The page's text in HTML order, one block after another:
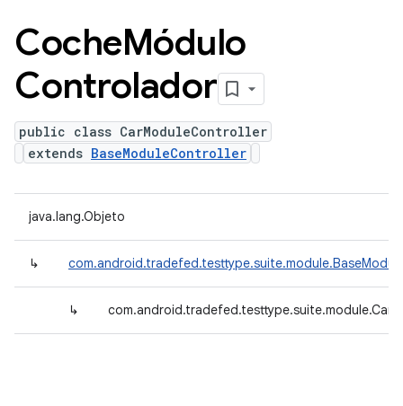
CocheMódulo
Controlador
public class CarModuleController
extends BaseModuleController
java.lang.Objeto
↳
↳